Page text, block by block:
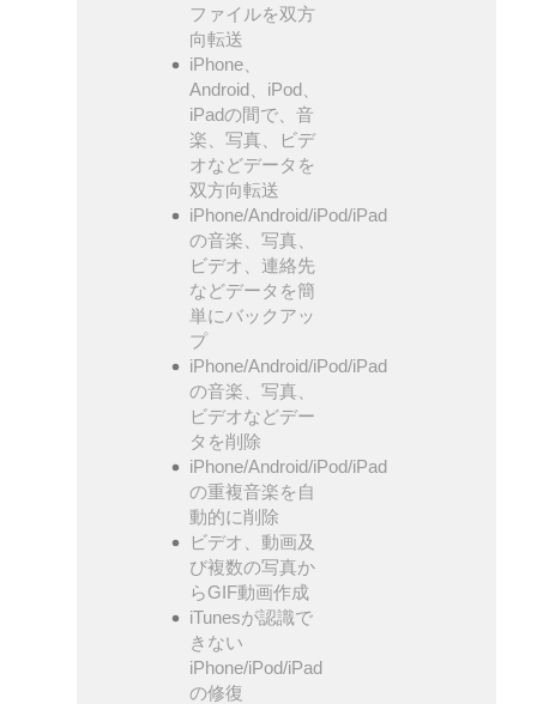
ファイルを双方
向転送
iPhone、
Android、iPod、
iPadの間で、音
楽、写真、ビデ
オなどデータを
双方向転送
iPhone/Android/iPod/iPad
の音楽、写真、
ビデオ、連絡先
などデータを簡
単にバックアッ
プ
iPhone/Android/iPod/iPad
の音楽、写真、
ビデオなどデー
タを削除
iPhone/Android/iPod/iPad
の重複音楽を自
動的に削除
ビデオ、動画及
び複数の写真か
らGIF動画作成
iTunesが認識で
きない
iPhone/iPod/iPad
の修復